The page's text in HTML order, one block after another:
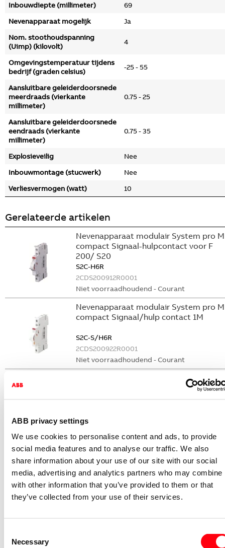
ABB privacy settings
We use cookies to personalise content and ads, to provide
social media features and to analyse our traffic. We also
share information about your use of our site with our social
media, advertising and analytics partners who may combine
with other information that you’ve provided to them or that
they’ve collected from your use of their services.
Selection
Necessary
Inbouwdiepte (millimeter)
69
Nevenapparaat mogelijk
Ja
Nom. stoothoudspanning
(Uimp) (kilovolt)
4
Omgevingstemperatuur tijdens
bedrijf (graden celsius)
-25 - 55
Aansluitbare geleiderdoorsnede
meerdraads (vierkante
millimeter)
0.75 - 25
Aansluitbare geleiderdoorsnede
eendraads (vierkante
millimeter)
0.75 - 35
Explosieveilig
Nee
Inbouwmontage (stucwerk)
Nee
Verliesvermogen (watt)
10
Gerelateerde artikelen
Nevenapparaat modulair System pro M
compact Signaal-hulpcontact voor F
200/ S20
S2C-H6R
2CDS200912R0001
Niet voorraadhoudend - Courant
Nevenapparaat modulair System pro M
compact Signaal/hulp contact 1M
S2C-S/H6R
2CDS200922R0001
Niet voorraadhoudend - Courant
Nevenapparaat modulair System pro M
2CDS200946R0001
Nevenapparaat modulair System pro M
compact Hulpcontact 1M+1V
2CDS200936R0001
Niet voorraadhoudend - Courant